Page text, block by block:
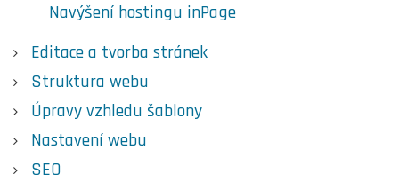
Navýšení hostingu inPage
Editace a tvorba stránek
Struktura webu
Úpravy vzhledu šablony
Nastavení webu
SEO